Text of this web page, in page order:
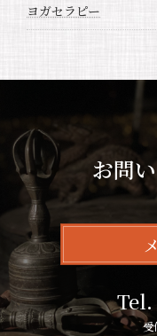
ヨガセラピー
お問
Tel.
受